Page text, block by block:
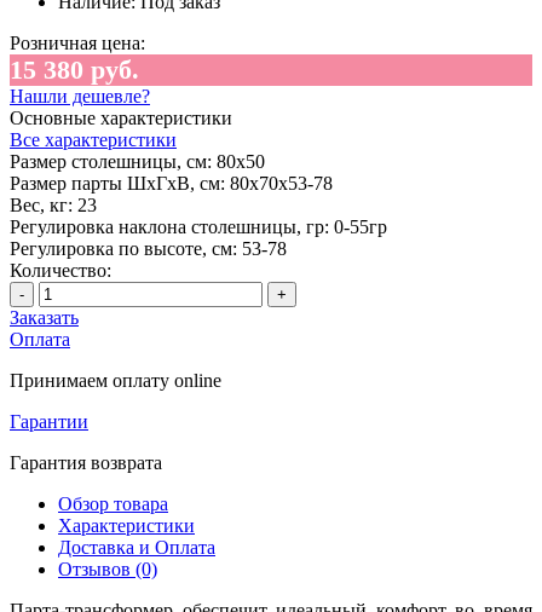
Розничная цена:
15 380 руб.
Нашли дешевле?
Основные характеристики
Все характеристики
Размер столешницы, см: 80х50
Размер парты ШхГхВ, см: 80х70х53-78
Вес, кг: 23
Регулировка наклона столешницы, гр: 0-55гр
Регулировка по высоте, см: 53-78
Количество:
- +
Заказать
Оплата
Принимаем оплату online
Гарантии
Гарантия возврата
Обзор товара
Характеристики
Доставка и Оплата
Отзывов (0)